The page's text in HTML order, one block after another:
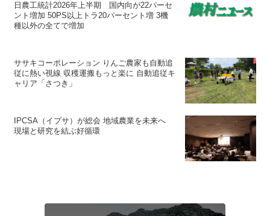
日農工統計2026年上半期 国内向が22パーセ
ント増加 50PS以上トラ20パーセント増 3機
種以外の全てで増加
ササキコーポレーション りんご農家も自動追
従に熱い視線 収穫運搬もっと楽に 自動追従キ
ャリア「さつき」
IPCSA（イプサ）が総会 地域農業を未来へ
現場と研究を結ぶ好循環